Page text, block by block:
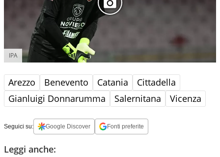
IPA
Arezzo Benevento Catania
Cittadella
Gianluigi Donnarumma
Salernitana Vicenza
Seguici su: Google Discover Fonti preferite
Leggi anche: